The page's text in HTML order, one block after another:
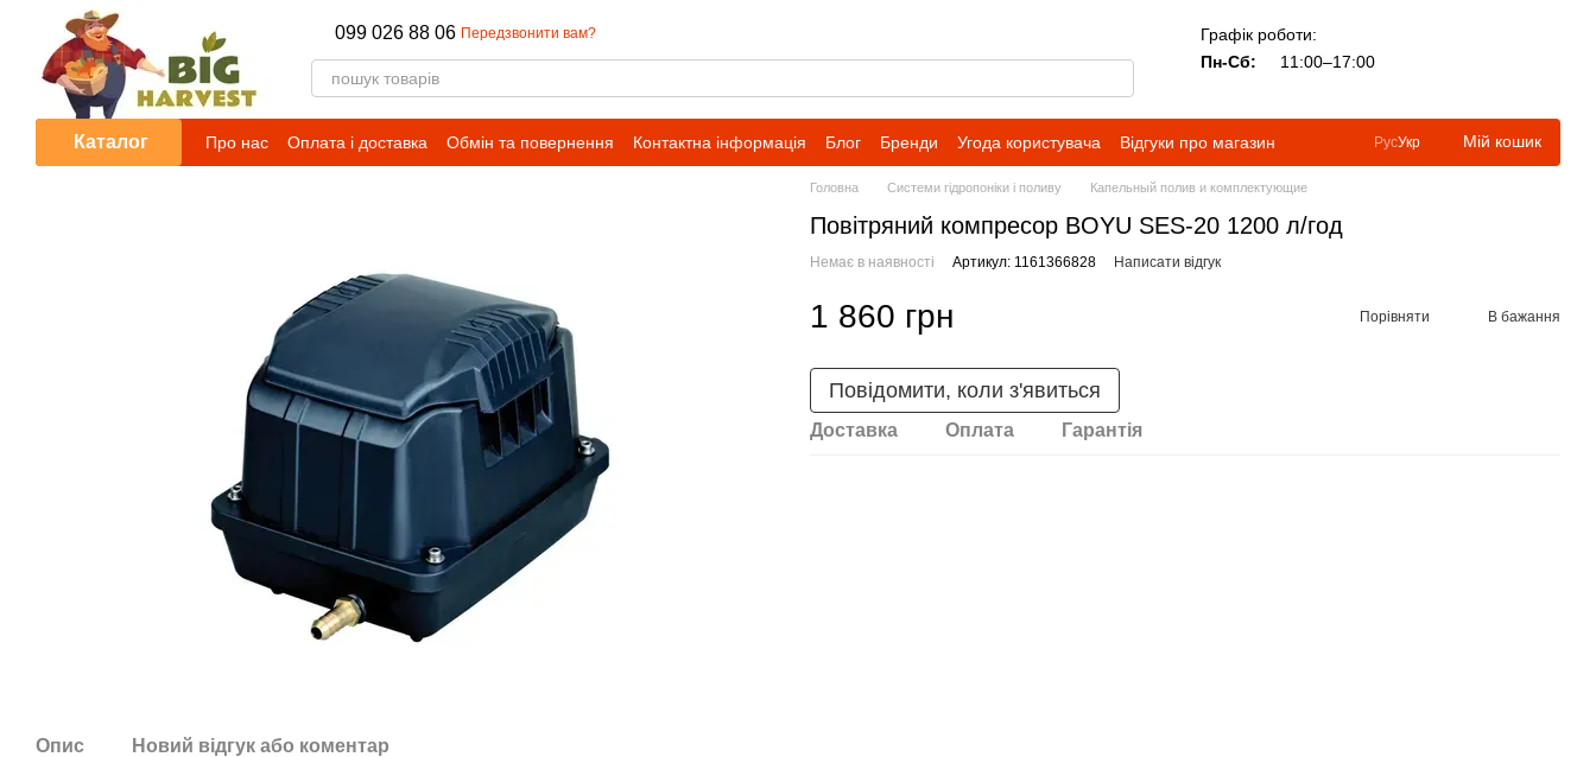
Перейти до основного контенту
099 026 88 06 Передзвонити вам?
Графік роботи:
Пн-Сб:
11:00–17:00
Каталог Про нас Оплата і доставка Обмін та повернення Контактна інформація Блог Бренди Угода користувача Відгуки про магазин РусУкр Мій кошик
Опис Новий відгук або коментар
Головна Системи гідропоніки і поливу Капельный полив и комплектующие
Повітряний компресор BOYU SES-20 1200 л/год
Немає в наявності Артикул: 1161366828 Написати відгук
1 860 грн Порівняти В бажання
Повідомити, коли з'явиться
Доставка Оплата Гарантія